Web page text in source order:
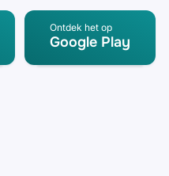
Ontdek het op
Google Play